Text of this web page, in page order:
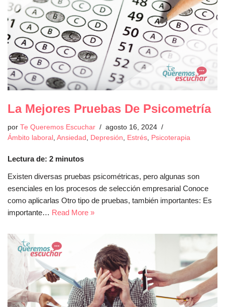
La Mejores Pruebas De Psicometría
por Te Queremos Escuchar
agosto 16, 2024
Ámbito laboral Ansiedad Depresión Estrés Psicoterapia
Lectura de: 2 minutos
Existen diversas pruebas psicométricas, pero algunas son
esenciales en los procesos de selección empresarial Conoce
como aplicarlas Otro tipo de pruebas, también importantes: Es
importante… Read More »